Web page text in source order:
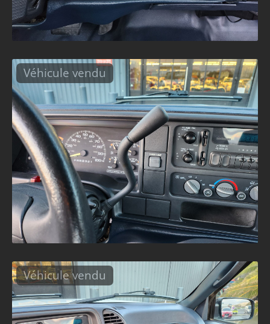
Véhicule vendu
Véhicule vendu